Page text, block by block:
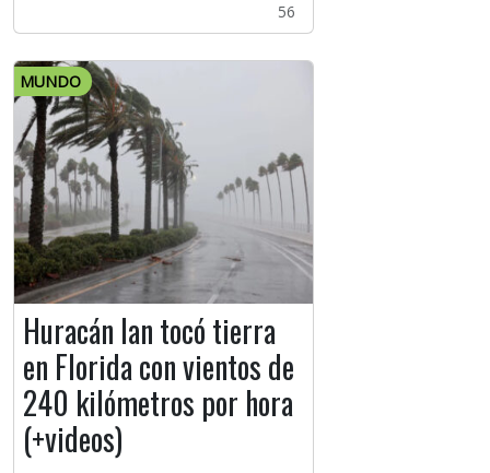
56
MUNDO
Huracán Ian tocó tierra
en Florida con vientos de
240 kilómetros por hora
(+videos)